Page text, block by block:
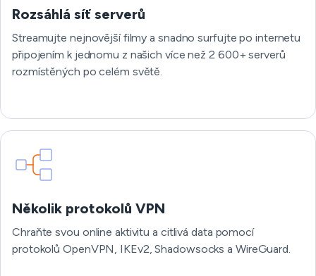
Rozsáhlá síť serverů
Streamujte nejnovější filmy a snadno surfujte po internetu
připojením k jednomu z našich více než 2 600+ serverů
rozmístěných po celém světě.
Několik protokolů VPN
Chraňte svou online aktivitu a citlivá data pomocí
protokolů OpenVPN, IKEv2, Shadowsocks a WireGuard.